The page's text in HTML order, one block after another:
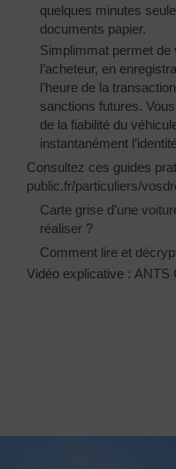
quelques minutes
documents papier.
Simplimmat permet de
l’acheteur, en
l’heure de la
sanctions futures.
de la fiabilité du
instantanément
Consultez ces guides
public.fr/particuliers/
Carte grise d’une
réaliser ?
Comment lire et
Vidéo explicative : ANTS